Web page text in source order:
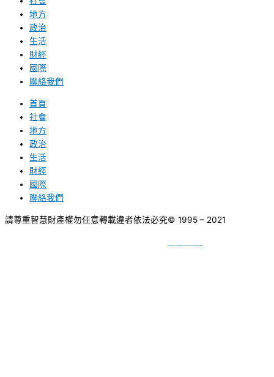
地方
政治
生活
財經
國際
聯絡我們
首頁
社會
地方
政治
生活
財經
國際
聯絡我們
請尊重智慧財產權勿任意轉載違者依法必究© 1995 – 2021